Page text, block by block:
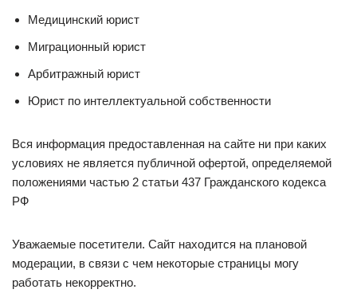
Медицинский юрист
Миграционный юрист
Арбитражный юрист
Юрист по интеллектуальной собственности
Вся информация предоставленная на сайте ни при каких
условиях не является публичной офертой, определяемой
положениями частью 2 статьи 437 Гражданского кодекса
РФ
Уважаемые посетители. Сайт находится на плановой
модерации, в связи с чем некоторые страницы могу
работать некорректно.